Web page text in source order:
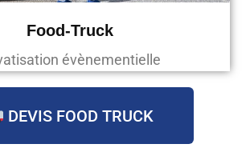
Food-Truck
évènementielle
DEVIS FOOD TRUCK